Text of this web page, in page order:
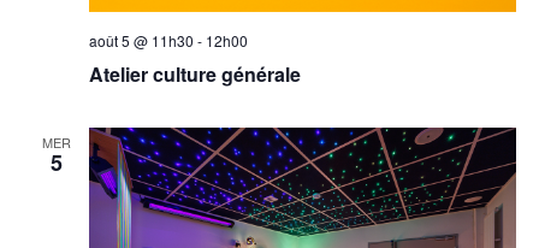
Atelier culture générale
août 5 @ 11h30 - 12h00
MER
5